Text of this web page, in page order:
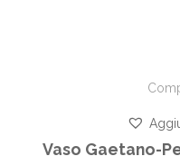
Vaso Gaetano-